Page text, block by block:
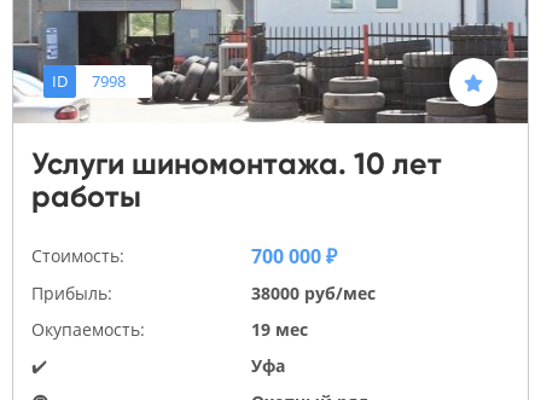
ID 7998
Услуги шиномонтажа. 10 лет
работы
Стоимость: 700 000 ₽
Прибыль:
38000 руб/мес
Окупаемость:
19 мес
✔️
Уфа